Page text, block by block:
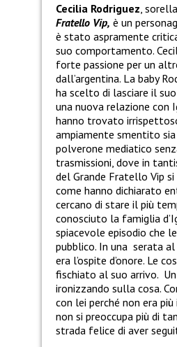
Cecilia Rodriguez ,
Fratello Vip, è un
è stato aspramente
suo comportamento.
forte passione per un
dall’argentina. La baby
ha scelto di lasciare il
una nuova relazione con
hanno trovato
ampiamente smentito sia
polverone mediatico
trasmissioni, dove in
del Grande Fratello Vip
come hanno dichiarato
cercano di stare il più
conosciuto la famiglia
spiacevole episodio che
pubblico. In una serata al
era l’ospite d’onore. Le
fischiato al suo arrivo.
ironizzando sulla cosa.
con lei perché non era
non si preoccupa più di
strada felice di aver